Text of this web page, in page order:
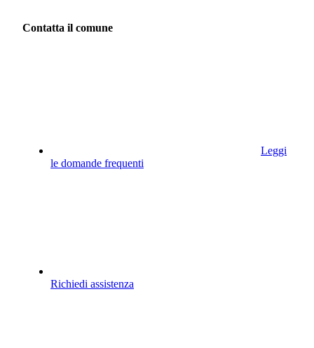
Contatta il comune
Leggi
le domande frequenti
Richiedi assistenza